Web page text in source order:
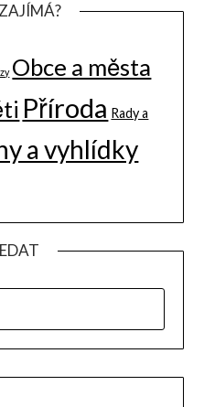
Obce a města
Příroda Rady a
a vyhlídky